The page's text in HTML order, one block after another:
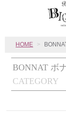
HOME
CATEGORY
BONNAT ボ